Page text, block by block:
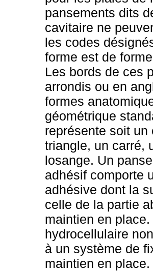
pansements dits
cavitaire ne
les codes
forme est de
Les bords de ces
arrondis ou en
formes
géométrique
représente soit
triangle, un carré,
losange. Un
adhésif comporte
adhésive dont la
celle de la partie
maintien en
hydrocellulaire
à un système de
maintien en place.